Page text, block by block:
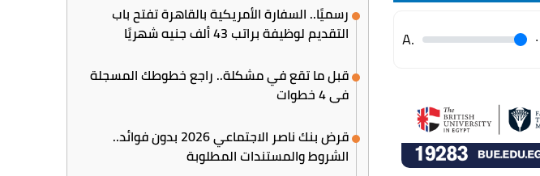
.
.A
رسميًا.. السفارة الأمريكية بالقاهرة تفتح باب
التقديم لوظيفة براتب 43 ألف جنيه شهريًا
قبل ما تقع في مشكلة.. راجع خطوطك المسجلة
في 4 خطوات
قرض بنك ناصر الاجتماعي 2026 بدون فوائد..
الشروط والمستندات المطلوبة